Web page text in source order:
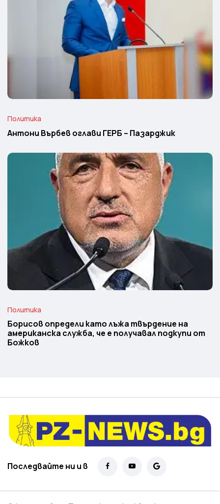
Политика
Антони Върбев оглави ГЕРБ – Пазарджик
Политика
Борисов определи като лъжа твърдение на
американска служба, че е получавал подкупи от
Божков
Последвайте ни и в